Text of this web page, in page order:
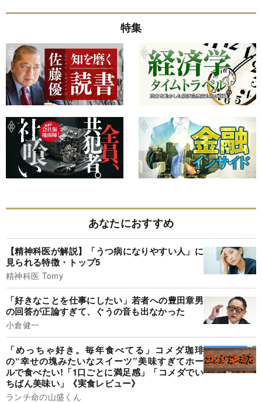
特集
あなたにおすすめ
【精神科医が解説】「うつ病になりやすい人」に
見られる特徴・トップ5
精神科医 Tomy
「好きなことを仕事にしたい」若者への豊田章男
の回答が正論すぎて、ぐうの音も出なかった
小倉健一
「めっちゃ好き。毎年食べてる」コメダ珈琲
の“幸せの塊みたいなスイーツ”美味すぎてホー
ルで食べたい!「1口ごとに満足感」「コメダでい
ちばん美味い」《実食レビュー》
ランチ命の山盛くん